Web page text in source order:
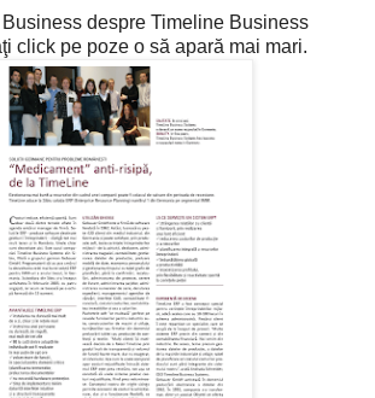
despre Timeline Business
click pe poze o să apară mai mari.